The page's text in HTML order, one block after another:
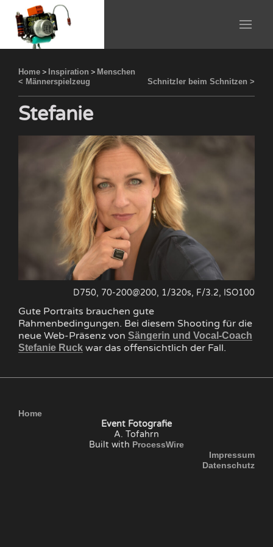
Home > Inspiration > Menschen
< Männerspielzeug
Schnitzler beim Schnitzen >
Stefanie
D750, 70-200@200, 1/320s, F/3.2, ISO100
Gute Portraits brauchen gute
Rahmenbedingungen. Bei diesem Shooting für die
neue Web-Präsenz von Sängerin und Vocal-Coach
Stefanie Ruck war das offensichtlich der Fall.
Home
Event Fotografie
A. Tofahrn
Built with ProcessWire
Impressum
Datenschutz